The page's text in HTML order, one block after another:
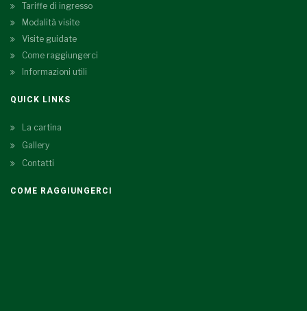
Tariffe di ingresso
Modalità visite
Visite guidate
Come raggiungerci
Informazioni utili
QUICK LINKS
La cartina
Gallery
Contatti
COME RAGGIUNGERCI